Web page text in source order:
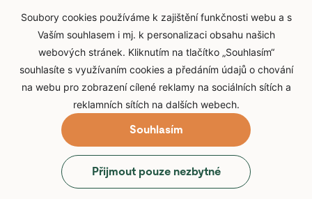
© 2026 Zoo Brno
Prohlášení o přístupnostiZpracování osobních údajů
Přihlášení do IS Zoo Brno
Soubory cookies používáme k zajištění funkčnosti webu a s
Vaším souhlasem i mj. k personalizaci obsahu našich
webových stránek. Kliknutím na tlačítko „Souhlasím“
souhlasíte s využívaním cookies a předáním údajů o chování
na webu pro zobrazení cílené reklamy na sociálních sítích a
reklamních sítích na dalších webech.
Souhlasím
Přijmout pouze nezbytné